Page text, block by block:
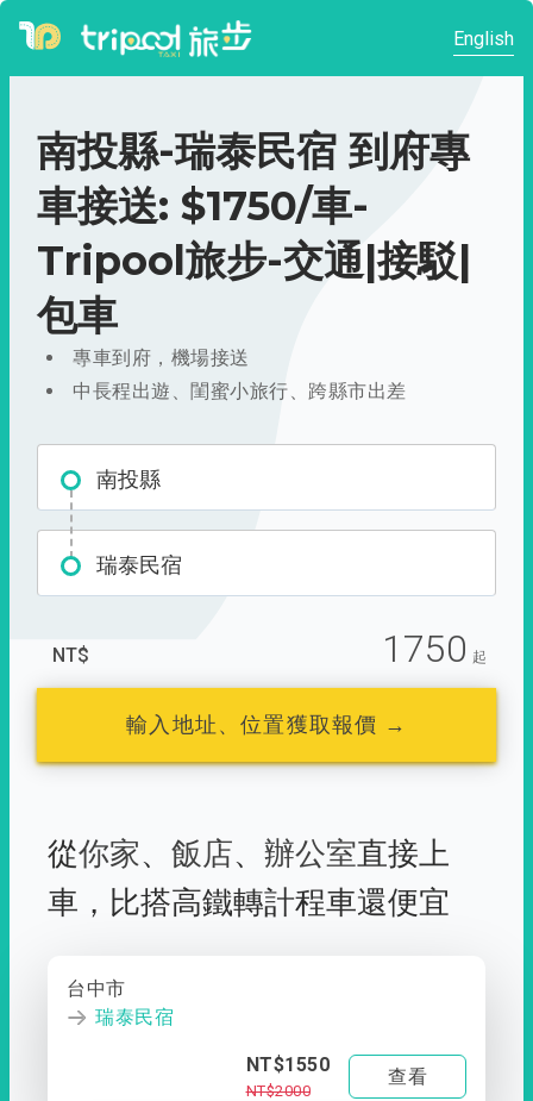
English
南投縣-瑞泰民宿 到府專
車接送: $1750/車-
Tripool旅步-交通|接駁|
包車
專車到府，機場接送
中長程出遊、閨蜜小旅行、跨縣市出差
南投縣
瑞泰民宿
NT$ 1750 起
輸入地址、位置獲取報價 →
從你家、 飯店、 辦公室直接上
車， 比搭高鐵轉計程車還便宜
台中市
瑞泰民宿
NT$1550
NT$2000
查看